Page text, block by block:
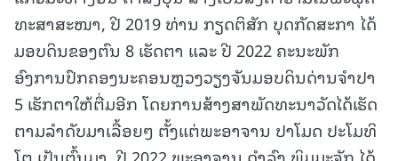
ທະສາສະໜາ, ປີ 2019 ທ່ານ ກຽດຕິສັກ ບຸດກັດສະກາ ໄດ້
ມອບດິນຂອງຕົນ 8 ເຮັດຕາ ແລະ ປີ 2022 ຄະນະພັກ
ອົງການປົກຄອງນະຄອນຫຼວງວຽງຈັນມອບດິນດ່ານຈຳປາ
5 ເຮັກຕາໃຫ້ຕື່ມອີກ ໂດຍການສ້າງສາພັດທະນາວັດໄດ້ເຮັດ
ຕາມລໍາດັບມາເລື້ອຍໆ ຕັ້ງແຕ່ພະອາຈານ ປາໂມດ ປະໂມທິ